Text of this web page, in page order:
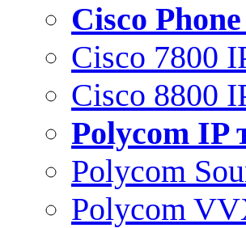
Сisco
Cisco 7800
Cisco 8800
Polycom IP
Polycom
Polycom